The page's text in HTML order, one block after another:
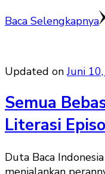
Baca Selengkapnya
Updated onJuni
Semua
Literasi
Duta Baca